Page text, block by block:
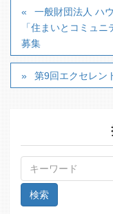
一般財団法人 ハ
「住まいとコミュ
募集
第9回エクセレン